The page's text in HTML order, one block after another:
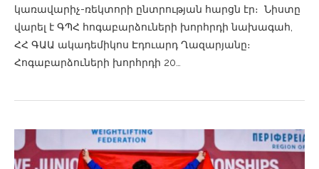
կառավարիչ-ռեկտորի ընտրության հարցն էր։ Նիստը
վարել է ԳՊՀ հոգաբարձուների խորհրդի նախագահ,
ՀՀ ԳԱԱ ակադեմիկոս Էդուարդ Ղազարյանը։
Հոգաբարձուների խորհրդի 20…